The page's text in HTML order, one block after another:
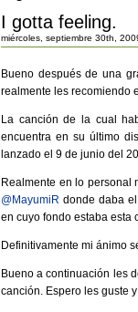
I gotta feeling.
miércoles, septiembre 30th,
Bueno después de una
realmente les recomiendo
La canción de la cual
encuentra en su último
lanzado el 9 de junio del
Realmente en lo personal
@MayumiR donde daba
en cuyo fondo estaba esta
Definitivamente mi ánimo
Bueno a continuación les
canción. Espero les guste